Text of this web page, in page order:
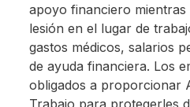
apoyo financiero
lesión en el lugar de
gastos médicos, salarios
de ayuda financiera. Los
obligados a proporcionar